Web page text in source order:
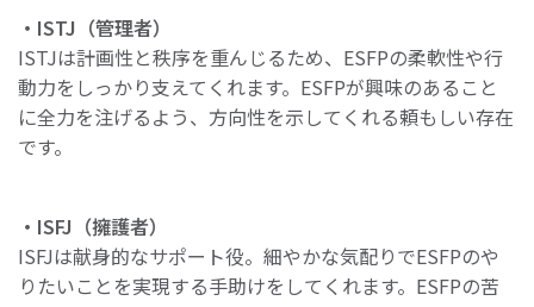
・ISTJ（管理者）
ISTJは計画性と秩序を重んじるため、ESFPの柔軟性や行
動力をしっかり支えてくれます。ESFPが興味のあること
に全力を注げるよう、方向性を示してくれる頼もしい存在
です。
・ISFJ（擁護者）
ISFJは献身的なサポート役。細やかな気配りでESFPのや
りたいことを実現する手助けをしてくれます。ESFPの苦